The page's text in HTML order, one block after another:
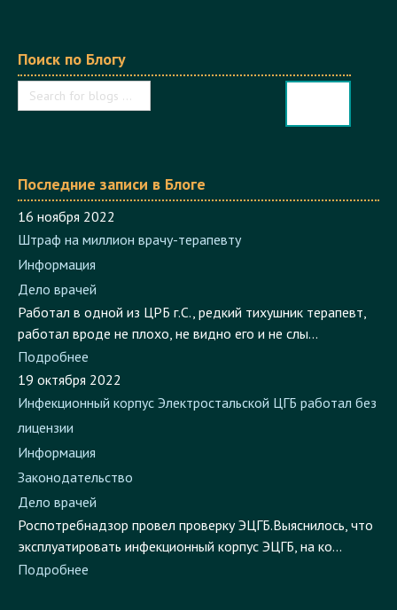
Поиск по Блогу
Последние записи в Блоге
16 ноября 2022
Штраф на миллион врачу-терапевту
Информация
Дело врачей
Работал в одной из ЦРБ г.С., редкий тихушник терапевт,
работал вроде не плохо, не видно его и не слы...
Подробнее
19 октября 2022
Инфекционный корпус Электростальской ЦГБ работал без
лицензии
Информация
Законодательство
Дело врачей
Роспотребнадзор провел проверку ЭЦГБ.Выяснилось, что
эксплуатировать инфекционный корпус ЭЦГБ, на ко...
Подробнее